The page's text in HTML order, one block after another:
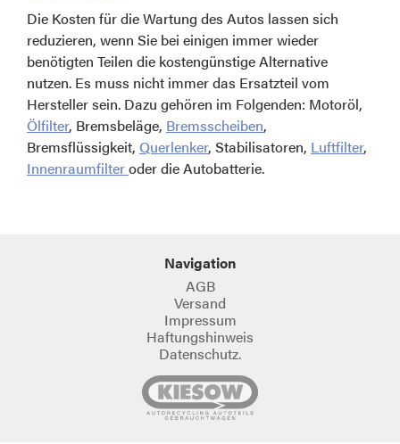
Die Kosten für die Wartung des Autos lassen sich
reduzieren, wenn Sie bei einigen immer wieder
benötigten Teilen die kostengünstige Alternative
nutzen. Es muss nicht immer das Ersatzteil vom
Hersteller sein. Dazu gehören im Folgenden: Motoröl,
Ölfilter, Bremsbeläge, Bremsscheiben,
Bremsflüssigkeit, Querlenker, Stabilisatoren, Luftfilter,
Innenraumfilteroder die Autobatterie.
Navigation
AGB
Versand
Impressum
Haftungshinweis
Datenschutz.